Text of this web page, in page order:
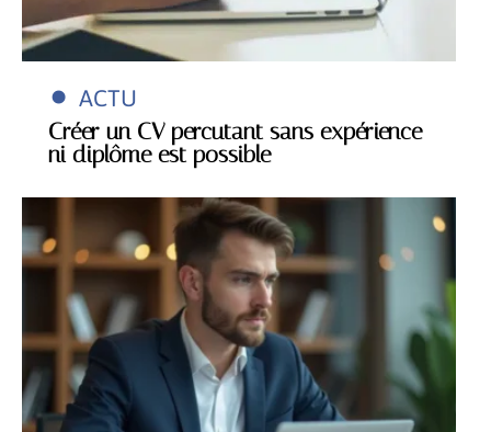
ACTU
Créer un CV percutant sans expérience
ni diplôme est possible